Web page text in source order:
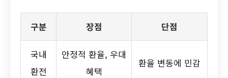
구분 장점 단점
국내
환전
안정적 환율, 우대
혜택
환율 변동에 민감